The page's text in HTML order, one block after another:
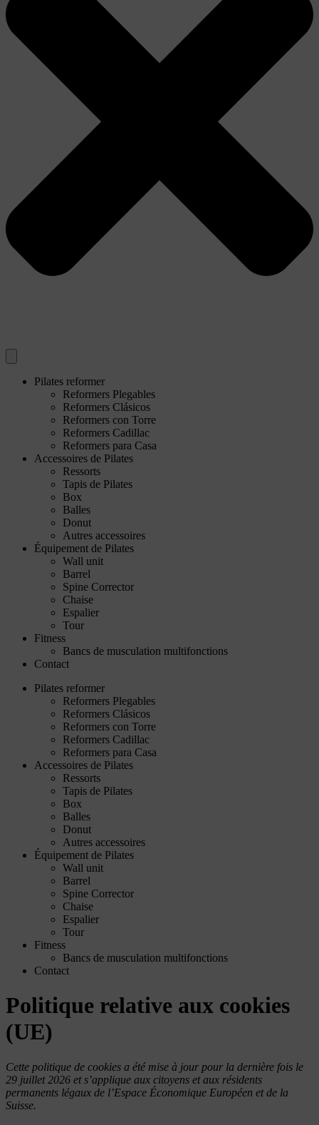
Pilates reformer
Reformers Plegables
Reformers Clásicos
Reformers con Torre
Reformers Cadillac
Reformers para Casa
Accessoires de Pilates
Ressorts
Tapis de Pilates
Box
Balles
Donut
Autres accessoires
Équipement de Pilates
Wall unit
Barrel
Spine Corrector
Chaise
Espalier
Tour
Fitness
Bancs de musculation multifonctions
Contact
Pilates reformer
Reformers Plegables
Reformers Clásicos
Reformers con Torre
Reformers Cadillac
Reformers para Casa
Accessoires de Pilates
Ressorts
Tapis de Pilates
Box
Balles
Donut
Autres accessoires
Équipement de Pilates
Wall unit
Barrel
Spine Corrector
Chaise
Espalier
Tour
Fitness
Bancs de musculation multifonctions
Contact
Politique relative aux cookies
(UE)
Cette politique de cookies a été mise à jour pour la dernière fois le
29 juillet 2026 et s’applique aux citoyens et aux résidents
permanents légaux de l’Espace Économique Européen et de la
Suisse.